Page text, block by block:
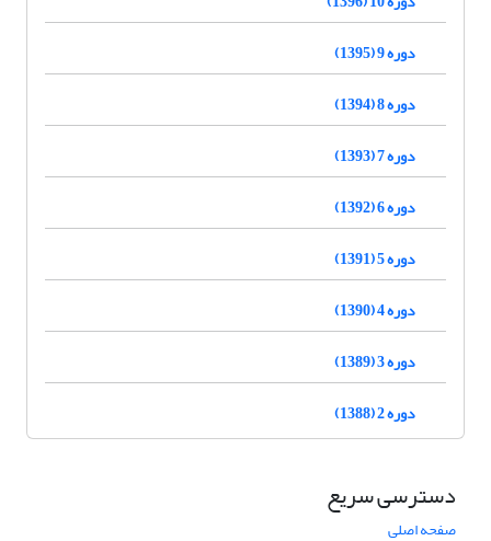
دوره 9 (1395)
دوره 8 (1394)
دوره 7 (1393)
دوره 6 (1392)
دوره 5 (1391)
دوره 4 (1390)
دوره 3 (1389)
دوره 2 (1388)
دسترسی سریع
صفحه اصلی